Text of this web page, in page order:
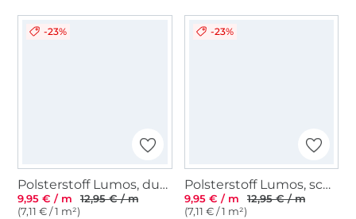
-23%
Polsterstoff Lumos, dunkelgrau
9,95 € / m
12,95 € / m
(7,11 € / 1 m²)
-23%
Polsterstoff Lumos, schwarz
9,95 € / m
12,95 € / m
(7,11 € / 1 m²)